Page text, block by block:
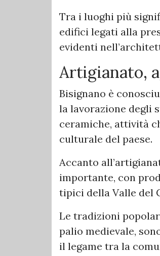
Tra i luoghi più
edifici legati alla
evidenti
Artigianato,
Bisignano è
la lavorazione degli
ceramiche, attività
culturale del paese.
Accanto
importante, con
tipici della Valle del
Le tradizioni
palio medievale,
il legame tra la